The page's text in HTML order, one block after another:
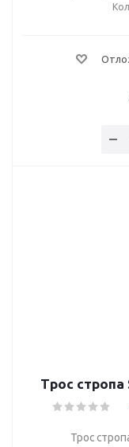
Трос стропа
Трос